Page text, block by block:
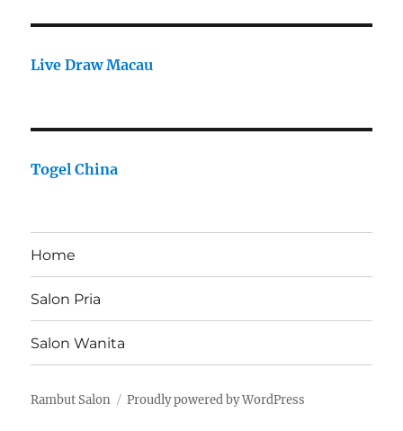
Live Draw Macau
Togel China
Home
Salon Pria
Salon Wanita
Rambut Salon Proudly powered by WordPress